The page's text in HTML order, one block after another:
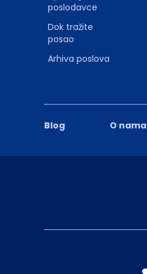
Blog O nama
poslodavce
Dok tražite
posao
Arhiva poslova